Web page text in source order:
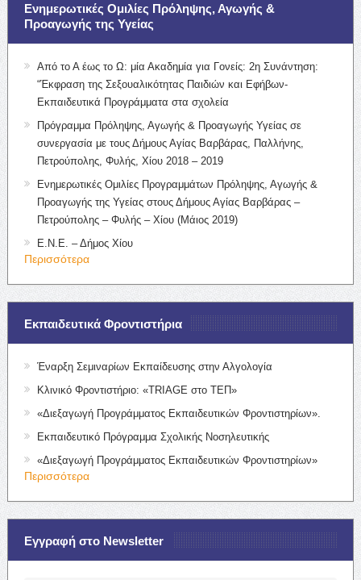
Ενημερωτικές Ομιλίες Πρόληψης, Αγωγής &
Προαγωγής της Υγείας
Από το Α έως το Ω: μία Ακαδημία για Γονείς: 2η Συνάντηση:
“Έκφραση της Σεξουαλικότητας Παιδιών και Εφήβων-
Εκπαιδευτικά Προγράμματα στα σχολεία
Πρόγραμμα Πρόληψης, Αγωγής & Προαγωγής Υγείας σε
συνεργασία με τους Δήμους Αγίας Βαρβάρας, Παλλήνης,
Πετρούπολης, Φυλής, Χίου 2018 – 2019
Ενημερωτικές Ομιλίες Προγραμμάτων Πρόληψης, Αγωγής &
Προαγωγής της Υγείας στους Δήμους Αγίας Βαρβάρας –
Πετρούπολης – Φυλής – Χίου (Μάιος 2019)
Ε.Ν.Ε. – Δήμος Χίου
Περισσότερα
Εκπαιδευτικά Φροντιστήρια
Έναρξη Σεμιναρίων Εκπαίδευσης στην Αλγολογία
Κλινικό Φροντιστήριο: «TRIAGE στο ΤΕΠ»
«Διεξαγωγή Προγράμματος Εκπαιδευτικών Φροντιστηρίων».
Εκπαιδευτικό Πρόγραμμα Σχολικής Νοσηλευτικής
«Διεξαγωγή Προγράμματος Εκπαιδευτικών Φροντιστηρίων»
Περισσότερα
Εγγραφή στο Newsletter